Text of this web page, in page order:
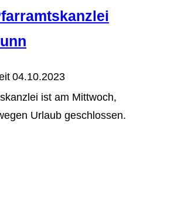
04.10.2023
ist am Mittwoch,
Urlaub geschlossen.